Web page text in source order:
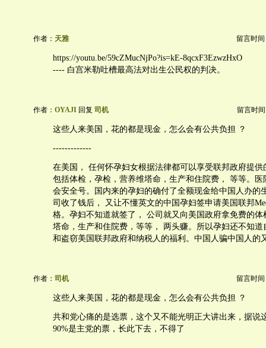
作者： 天雅 留言时间
https://youtu.be/59cZMucNjPo?is=kE-8qcxF3EzwzHxO
---- 白宫米勒吐槽最高法对出生公民权的判决。
作者： OYAJI 回复 司机 留言时间
这些人来美国，花的都是现金，怎么会有公共负担 ？
-------------
在美国， 任何怀孕妇女根据法律都可以享受联邦政府提供
包括体检，孕检，营养维塔命，生产和住院费， 等等。医
会安全号。国内来的孕妇的确付了全额现金给中国人办的
司收了钱后， 又让不懂英文的中国孕妇签申请美国联邦
格。孕妇不知道就签了， 公司就又向美国政府拿免费的体
塔命，生产和住院费，等等， 两头赚。所以孕妇还不知道
和盗窃美国联邦政府和纳税人的福利。中国人骗中国人的
作者： 司机 留言时间
这些人来美国，花的都是现金，怎么会有公共负担 ？
共和党心痛的是选票，这个又不能光明正大讲出来，据说
90%是主党的票，长此下去，不得了